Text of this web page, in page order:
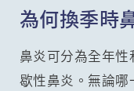
為何換季時
鼻炎可分為全年
歇性鼻炎。無論